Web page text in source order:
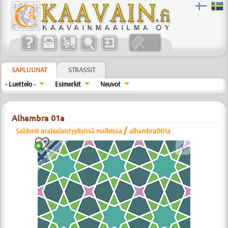
SAPLUUNAT
STRASSIT
- Luettelo -
Esimerkit Neuvot
Alhambra 01a
Sablonit arabialaistyylisissä malleissa /alhambra001a
a